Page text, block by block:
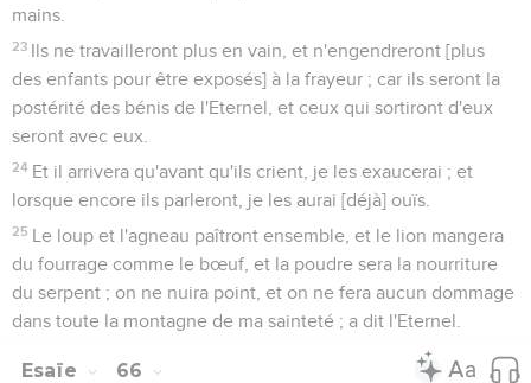
mains.
23 Ils ne travailleront plus en vain, et n'engendreront [plus
des enfants pour être exposés] à la frayeur ; car ils seront la
postérité des bénis de l'Eternel, et ceux qui sortiront d'eux
seront avec eux.
24 Et il arrivera qu'avant qu'ils crient, je les exaucerai ; et
lorsque encore ils parleront, je les aurai [déjà] ouïs.
25 Le loup et l'agneau paîtront ensemble, et le lion mangera
du fourrage comme le bœuf, et la poudre sera la nourriture
du serpent ; on ne nuira point, et on ne fera aucun dommage
dans toute la montagne de ma sainteté ; a dit l'Eternel.
Esaïe 66